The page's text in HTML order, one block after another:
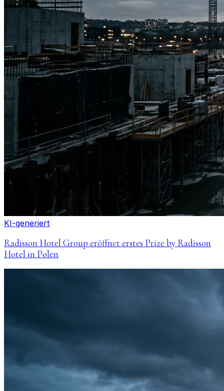
KI-generiert
Radisson Hotel Group eröffnet erstes Prize by Radisson
Hotel in Polen